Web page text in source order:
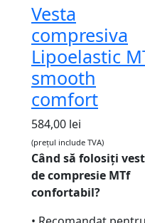
Vesta
compresiva
Lipoelastic
smooth
comfort
584,00 lei
(prețul include TVA)
Când să folosiți
de compresie MTf
confortabil?